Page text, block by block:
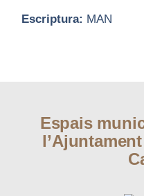
Escriptura: MAN
Espais